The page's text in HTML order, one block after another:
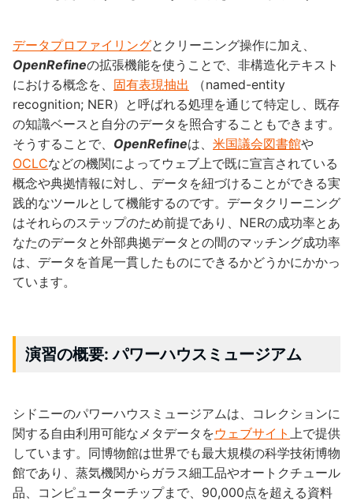
データプロファイリングとクリーニング操作に加え、
OpenRefineの拡張機能を使うことで、非構造化テキスト
における概念を、 固有表現抽出 （named-entity
recognition; NER）と呼ばれる処理を通じて特定し、既存
の知識ベースと自分のデータを照合することもできます。
そうすることで、 OpenRefineは、 米国議会図書館や
OCLCなどの機関によってウェブ上で既に宣言されている
概念や典拠情報に対し、データを紐づけることができる実
践的なツールとして機能するのです。データクリーニング
はそれらのステップのため前提であり、NERの成功率とあ
なたのデータと外部典拠データとの間のマッチング成功率
は、データを首尾一貫したものにできるかどうかにかかっ
ています。
演習の概要: パワーハウスミュージアム
シドニーのパワーハウスミュージアムは、コレクションに
関する自由利用可能なメタデータをウェブサイト 上で提供
しています。同博物館は世界でも最大規模の科学技術博物
館であり、蒸気機関からガラス細工品やオートクチュール
品、コンピューターチップまで、90,000点を超える資料